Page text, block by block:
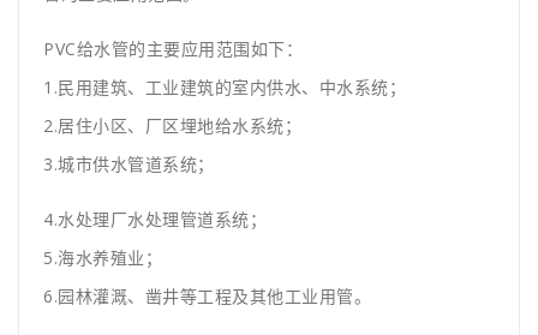
PVC给水管的主要应用范围如下：
1.民用建筑、工业建筑的室内供水、中水系统；
2.居住小区、厂区埋地给水系统；
3.城市供水管道系统；
4.水处理厂水处理管道系统；
5.海水养殖业；
6.园林灌溉、凿井等工程及其他工业用管。